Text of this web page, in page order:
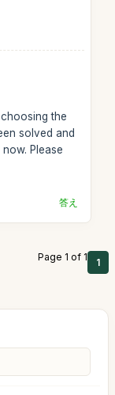
the
solved and
Please
答え
Page 1 of 1 1